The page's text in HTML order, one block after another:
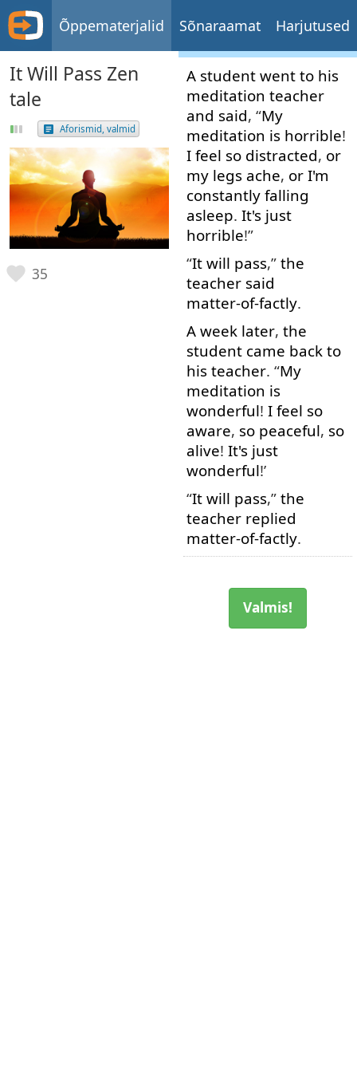
Õppematerjalid Sõnaraamat Harjutused
It Will Pass Zen
tale
Aforismid, valmid
35
A student went to his
meditation teacher
and said, “My
meditation is horrible!
I feel so distracted, or
my legs ache, or I'm
constantly falling
asleep. It's just
horrible!”
“It will pass,” the
teacher said
matter-of-factly.
A week later, the
student came back to
his teacher. “My
meditation is
wonderful! I feel so
aware, so peaceful, so
alive! It's just
wonderful!’
“It will pass,” the
teacher replied
matter-of-factly.
Valmis!